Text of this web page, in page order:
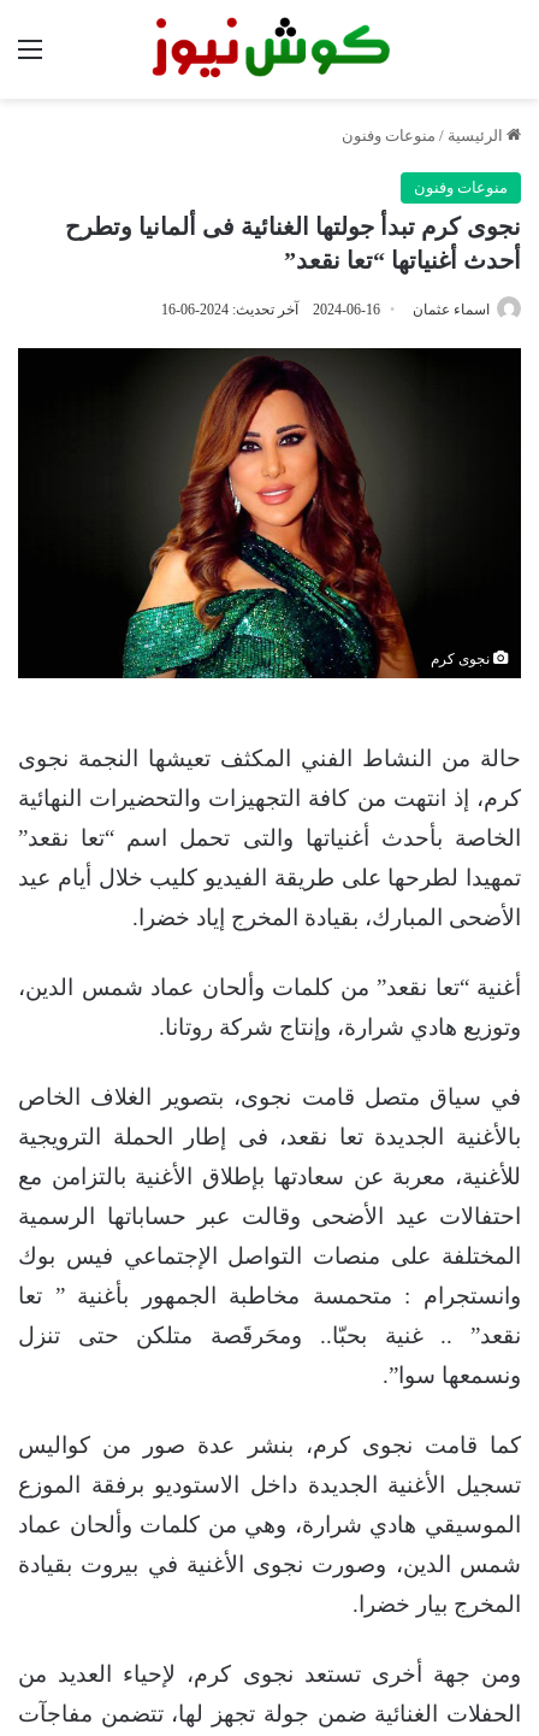
الرئيسية / منوعات وفنون
منوعات وفنون
نجوى كرم تبدأ جولتها الغنائية فى ألمانيا وتطرح
أحدث أغنياتها “تعا نقعد”
اسماء عثمان 2024-06-16 آخر تحديث: 2024-06-16
نجوى كرم
حالة من النشاط الفني المكثف تعيشها النجمة نجوى
كرم، إذ انتهت من كافة التجهيزات والتحضيرات النهائية
الخاصة بأحدث أغنياتها والتى تحمل اسم “تعا نقعد”
تمهيدا لطرحها على طريقة الفيديو كليب خلال أيام عيد
الأضحى المبارك، بقيادة المخرج إياد خضرا.
أغنية “تعا نقعد” من كلمات وألحان عماد شمس الدين،
وتوزيع هادي شرارة، وإنتاج شركة روتانا.
في سياق متصل قامت نجوى، بتصوير الغلاف الخاص
بالأغنية الجديدة تعا نقعد، فى إطار الحملة الترويجية
للأغنية، معربة عن سعادتها بإطلاق الأغنية بالتزامن مع
احتفالات عيد الأضحى وقالت عبر حساباتها الرسمية
المختلفة على منصات التواصل الإجتماعي فيس بوك
وانستجرام : متحمسة مخاطبة الجمهور بأغنية ” تعا
نقعد” .. غنية بحبّا.. ومحَرقَصة متلكن حتى تنزل
ونسمعها سوا”.
كما قامت نجوى كرم، بنشر عدة صور من كواليس
تسجيل الأغنية الجديدة داخل الاستوديو برفقة الموزع
الموسيقي هادي شرارة، وهي من كلمات وألحان عماد
شمس الدين، وصورت نجوى الأغنية في بيروت بقيادة
المخرج بيار خضرا.
ومن جهة أخرى تستعد نجوى كرم، لإحياء العديد من
الحفلات الغنائية ضمن جولة تجهز لها، تتضمن مفاجآت